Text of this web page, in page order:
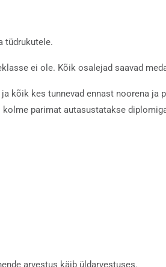
tüdrukutele.
ei ole. Kõik osalejad saavad
kõik kes tunnevad ennast noorena
parimat autasustatakse
arvestus käib üldarvestuses.